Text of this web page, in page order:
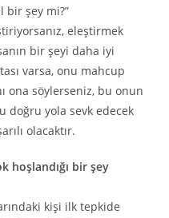
bir şey mi?”
eleştirmek
bir şeyi daha iyi
varsa, onu mahcup
ona söylerseniz, bu onun
doğru yola sevk edecek
olacaktır.
hoşlandığı bir şey
kişi ilk tepkide